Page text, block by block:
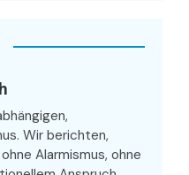
Wir berichten,
Alarmismus, ohne